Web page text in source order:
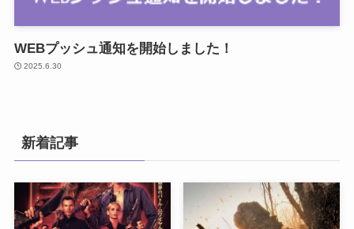
WEBプッシュ通知を開始しました！
2025.6.30
新着記事